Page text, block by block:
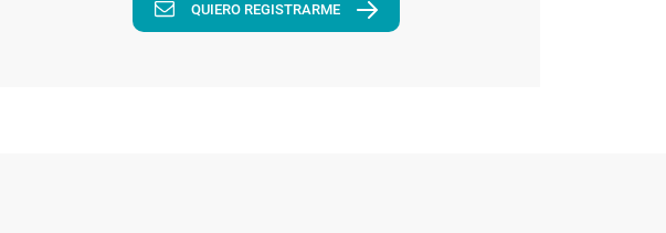
QUIERO REGISTRARME